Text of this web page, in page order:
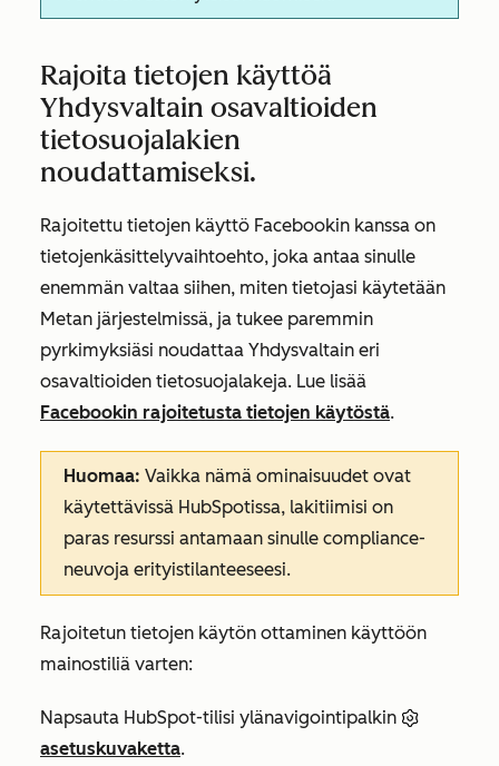
Rajoita tietojen käyttöä
Yhdysvaltain osavaltioiden
tietosuojalakien
noudattamiseksi.
Rajoitettu tietojen käyttö Facebookin kanssa on
tietojenkäsittelyvaihtoehto, joka antaa sinulle
enemmän valtaa siihen, miten tietojasi käytetään
Metan järjestelmissä, ja tukee paremmin
pyrkimyksiäsi noudattaa Yhdysvaltain eri
osavaltioiden tietosuojalakeja. Lue lisää
Facebookin rajoitetusta tietojen käytöstä.
Huomaa: Vaikka nämä ominaisuudet ovat
käytettävissä HubSpotissa, lakitiimisi on
paras resurssi antamaan sinulle compliance-
neuvoja erityistilanteeseesi.
Rajoitetun tietojen käytön ottaminen käyttöön
mainostiliä varten:
Napsauta HubSpot-tilisi ylänavigointipalkin
asetuskuvaketta.